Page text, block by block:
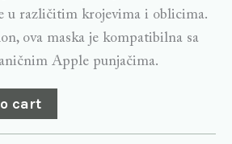
u različitim krojevima i oblicima.
ova maska je kompatibilna sa
Apple punjačima.
cart